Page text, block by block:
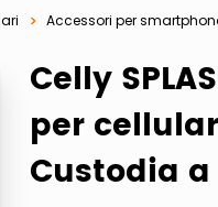
Accessori per
Celly
per
Custodia